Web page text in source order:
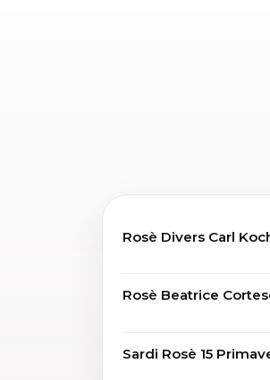
Rosè Divers Carl
Rosè Beatrice
Sardi Rosè 15